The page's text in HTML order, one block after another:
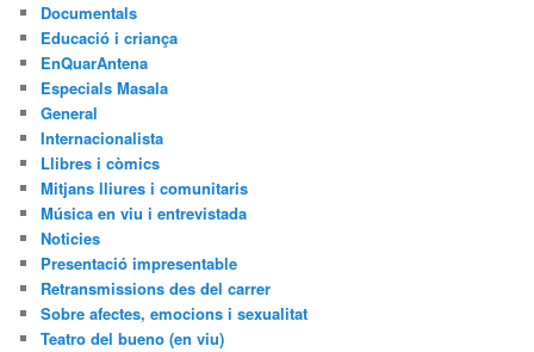
Documentals
Educació i criança
EnQuarAntena
Especials Masala
General
Internacionalista
Llibres i còmics
Mitjans lliures i comunitaris
Música en viu i entrevistada
Noticies
Presentació impresentable
Retransmissions des del carrer
Sobre afectes, emocions i sexualitat
Teatro del bueno (en viu)